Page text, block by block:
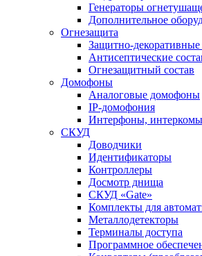
Генераторы
Дополнительное
Огнезащита
Защитно-декоративные
Антисептические
Огнезащитный состав
Домофоны
Аналоговые домофоны
IP-домофония
Интерфоны, интеркомы
СКУД
Доводчики
Идентификаторы
Контроллеры
Досмотр днища
СКУД «Gate»
Комплекты для
Металлодетекторы
Терминалы доступа
Программное